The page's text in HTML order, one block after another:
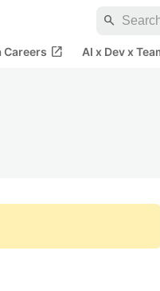
search
Careers open_in_new AI x Dev x